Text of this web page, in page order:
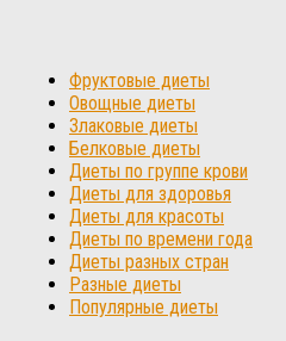
Фруктовые диеты
Овощные диеты
Злаковые диеты
Белковые диеты
Диеты по группе крови
Диеты для здоровья
Диеты для красоты
Диеты по времени года
Диеты разных стран
Разные диеты
Популярные диеты